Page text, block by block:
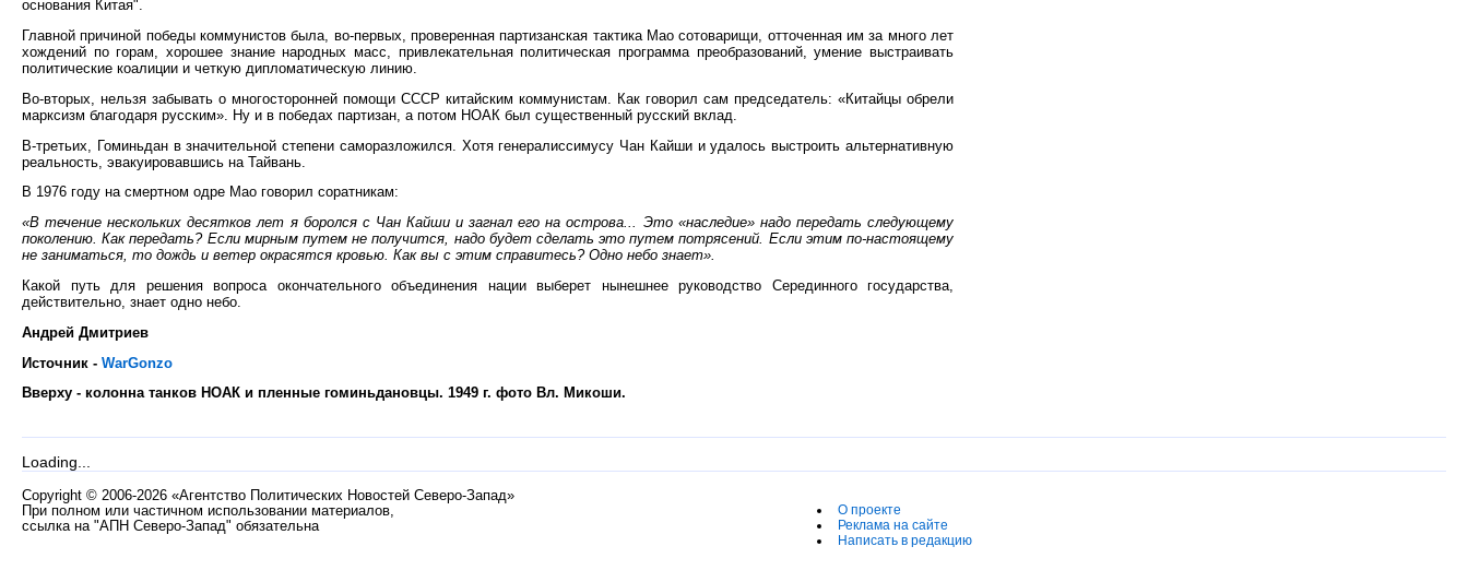
основания Китая".
Главной причиной победы коммунистов была, во-первых, проверенная партизанская тактика Мао сотоварищи, отточенная им за много лет
хождений по горам, хорошее знание народных масс, привлекательная политическая программа преобразований, умение выстраивать
политические коалиции и четкую дипломатическую линию.
Во-вторых, нельзя забывать о многосторонней помощи СССР китайским коммунистам. Как говорил сам председатель: «Китайцы обрели
марксизм благодаря русским». Ну и в победах партизан, а потом НОАК был существенный русский вклад.
В-третьих, Гоминьдан в значительной степени саморазложился. Хотя генералиссимусу Чан Кайши и удалось выстроить альтернативную
реальность, эвакуировавшись на Тайвань.
В 1976 году на смертном одре Мао говорил соратникам:
«В течение нескольких десятков лет я боролся с Чан Кайши и загнал его на острова... Это «наследие» надо передать следующему
поколению. Как передать? Если мирным путем не получится, надо будет сделать это путем потрясений. Если этим по-настоящему
не заниматься, то дождь и ветер окрасятся кровью. Как вы с этим справитесь? Одно небо знает».
Какой путь для решения вопроса окончательного объединения нации выберет нынешнее руководство Серединного государства,
действительно, знает одно небо.
Андрей Дмитриев
Источник - WarGonzo
Вверху - колонна танков НОАК и пленные гоминьдановцы. 1949 г. фото Вл. Микоши.
Loading...
Copyright © 2006-2026 «Агентство Политических Новостей Северо-Запад»
При полном или частичном использовании материалов,
ссылка на "АПН Северо-Запад" обязательна
О проекте
Реклама на сайте
Написать в редакцию